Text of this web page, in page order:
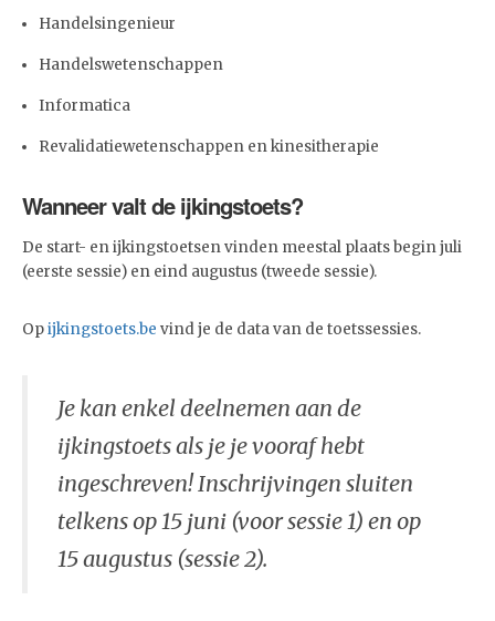
Handelsingenieur
Handelswetenschappen
Informatica
Revalidatiewetenschappen en kinesitherapie
Wanneer valt de ijkingstoets?
De start- en ijkingstoetsen vinden meestal plaats begin juli
(eerste sessie) en eind augustus (tweede sessie).
Opijkingstoets.be vind je de data van de toetssessies.
Je kan enkel deelnemen aan de
ijkingstoets als je je vooraf hebt
ingeschreven! Inschrijvingen sluiten
telkens op 15 juni (voor sessie 1) en op
15 augustus (sessie 2).